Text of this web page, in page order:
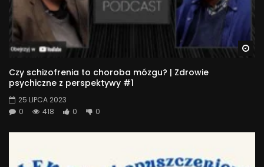
Czy schizofrenia to choroba mózgu? | Zdrowie
psychiczne z perspektywy #1
25 LIPCA 2023
0
418 0 0